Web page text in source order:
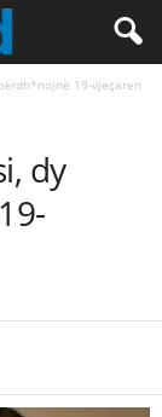
19-vjeçaren
dy